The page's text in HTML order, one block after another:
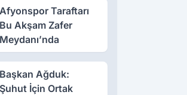
Afyonspor Taraftarı
Bu Akşam Zafer
Meydanı’nda
Başkan Ağduk:
Şuhut İçin Ortak